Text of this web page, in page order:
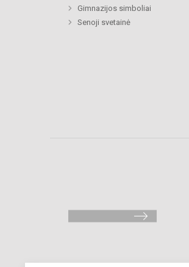
Gimnazijos simboliai
Senoji svetainė